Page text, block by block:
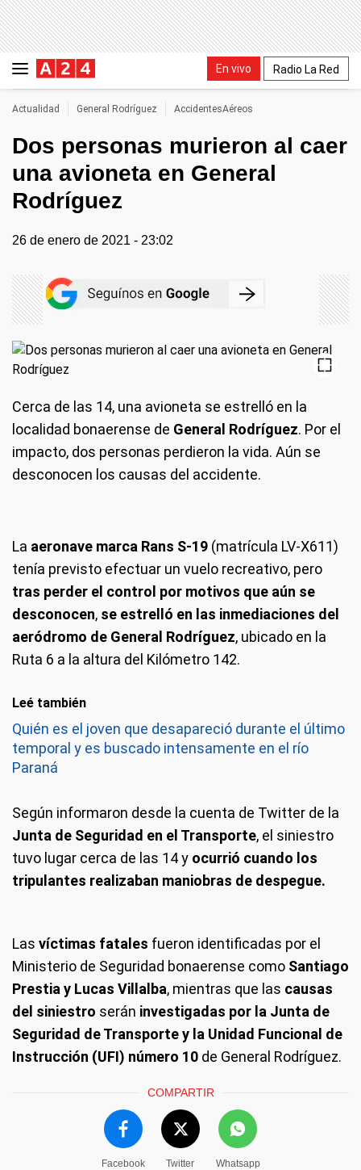
En vivo Radio La Red
Actualidad General Rodríguez AccidentesAéreos
Dos personas murieron al caer
una avioneta en General
Rodríguez
26 de enero de 2021 - 23:02
Cerca de las 14, una avioneta se estrelló en la
localidad bonaerense de General Rodríguez. Por el
impacto, dos personas perdieron la vida. Aún se
desconocen los causas del accidente.
La aeronave marca Rans S-19 (matrícula LV-X611)
tenía previsto efectuar un vuelo recreativo, pero
tras perder el control por motivos que aún se
desconocen, se estrelló en las inmediaciones del
aeródromo de General Rodríguez, ubicado en la
Ruta 6 a la altura del Kilómetro 142.
Leé también
Quién es el joven que desapareció durante el último
temporal y es buscado intensamente en el río
Paraná
Según informaron desde la cuenta de Twitter de la
Junta de Seguridad en el Transporte, el siniestro
tuvo lugar cerca de las 14 y ocurrió cuando los
tripulantes realizaban maniobras de despegue.
Las víctimas fatales fueron identificadas por el
Ministerio de Seguridad bonaerense como Santiago
Prestia y Lucas Villalba, mientras que las causas
del siniestro serán investigadas por la Junta de
Seguridad de Transporte y la Unidad Funcional de
Instrucción (UFI) número 10 de General Rodríguez.
COMPARTIR
Facebook Twitter Whatsapp